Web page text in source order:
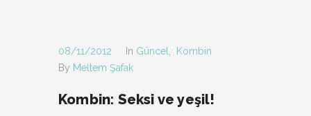
08/11/2012 In Güncel
Kombin
By Meltem Şafak
Kombin: Seksi ve yeşil!